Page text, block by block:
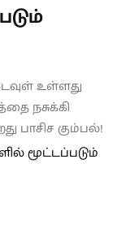
உள்ளது
நசுக்கி
பாசிச கும்பல்!